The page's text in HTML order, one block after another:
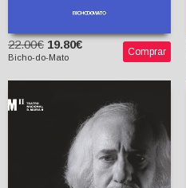
22.00€ 19.80€
Bicho-do-Mato Comprar
José Marques: fotógrafo
em cena / photographer
on stage
Cláudia Moreira
(coord.)
Filipe Figueiredo
(coord.)